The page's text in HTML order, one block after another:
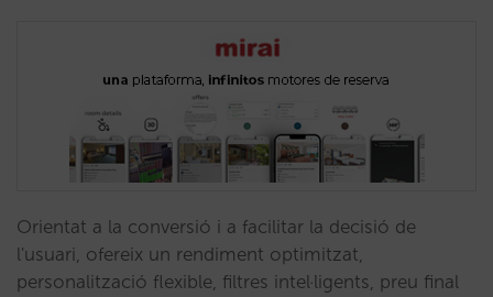
Orientat a la conversió i a facilitar la decisió de
l'usuari, ofereix un rendiment optimitzat,
personalització flexible, filtres intel·ligents, preu final